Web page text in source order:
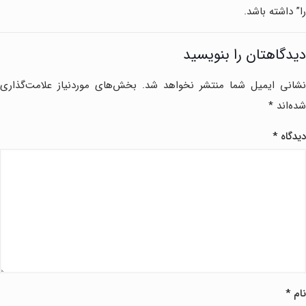
را” داشته باشد.
دیدگاهتان را بنویسید
نشانی ایمیل شما منتشر نخواهد شد. بخش‌های موردنیاز علامت‌گذاری
شده‌اند *
دیدگاه*
نام*